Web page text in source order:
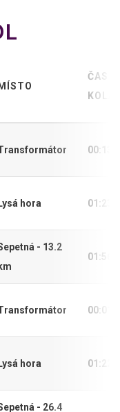
MÍSTO
ČAS
KOLA
Lysá hora
- 13.2
km
Lysá hora
- 26.4